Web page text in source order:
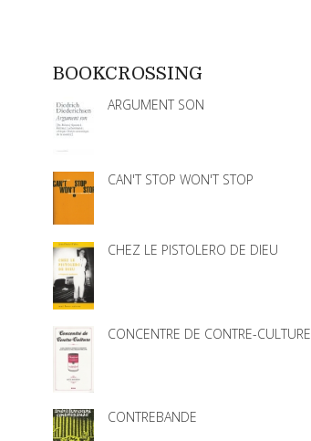
BOOKCROSSING
ARGUMENT SON
CAN'T STOP WON'T STOP
CHEZ LE PISTOLERO DE DIEU
CONCENTRE DE CONTRE-CULTURE
CONTREBANDE